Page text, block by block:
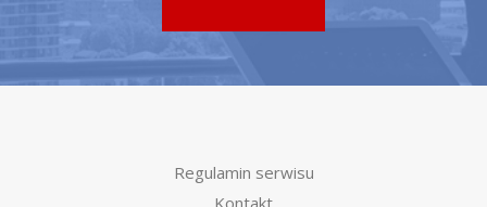
Regulamin serwisu